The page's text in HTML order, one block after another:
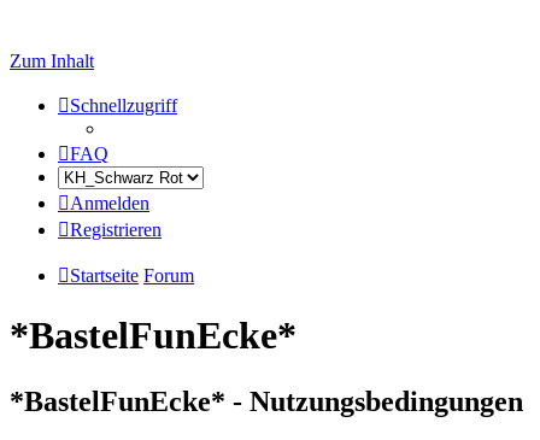
Zum Inhalt
Schnellzugriff
FAQ
Anmelden
Registrieren
Startseite Forum
*BastelFunEcke*
*BastelFunEcke* - Nutzungsbedingungen